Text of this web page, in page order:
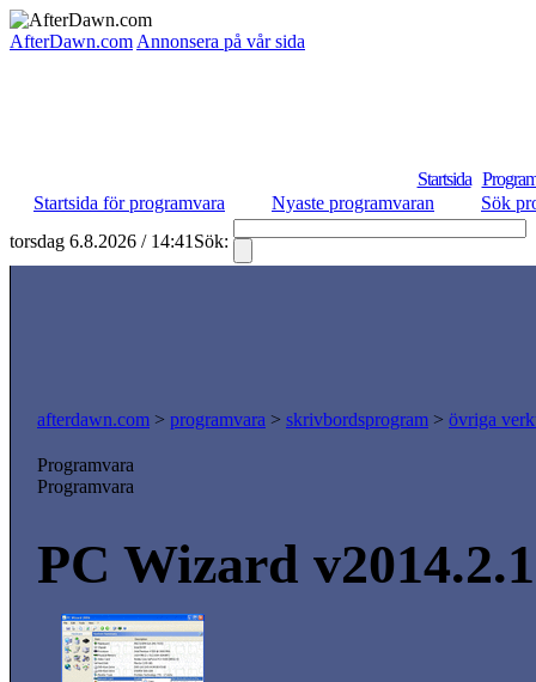
AfterDawn.com Annonsera på vår sida
Startsida
Startsida för programvara
Nyaste programvaran
Sök
torsdag 6.8.2026 / 14:41 Sök:
afterdawn.com > programvara > skrivbordsprogram > övriga
Programvara
Programvara
PC Wizard